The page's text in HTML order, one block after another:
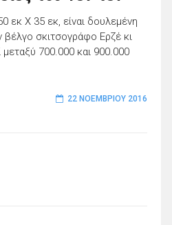
εκ X 35 εκ, είναι δουλεμένη
βέλγο σκιτσογράφο Ερζέ κι
700.000 και 900.000
22 ΝΟΕΜΒΡΊΟΥ 2016